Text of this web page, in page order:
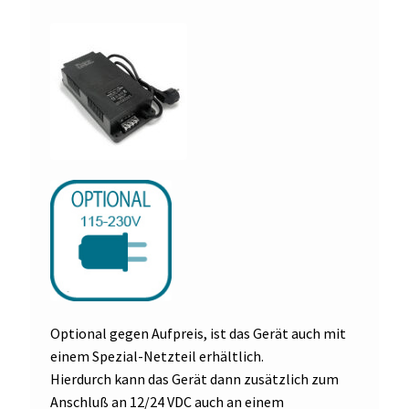
Optional gegen Aufpreis, ist das Gerät auch mit
einem Spezial-Netzteil erhältlich.
Hierdurch kann das Gerät dann zusätzlich zum
Anschluß an 12/24 VDC auch an einem